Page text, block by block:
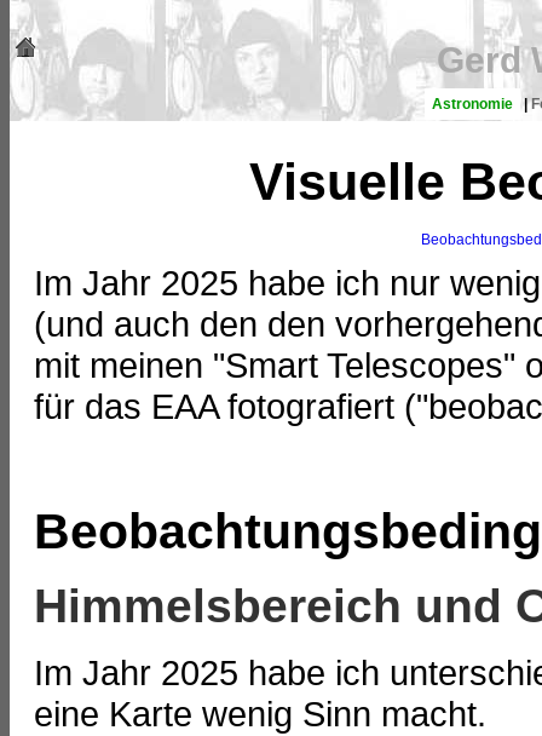
Gerd
Astronomie |
Visuelle
Im Jahr 2025 habe ich nur
(und auch den den
mit meinen "Smart Telescopes"
für das EAA fotografiert
Himmelsbereich und
Im Jahr 2025 habe ich
eine Karte wenig Sinn macht.